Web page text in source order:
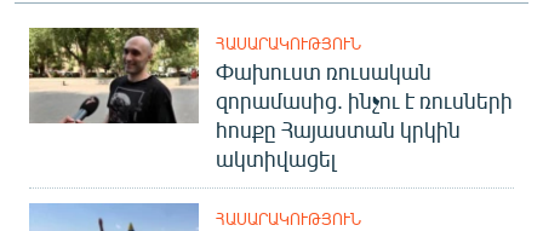
ՀԱՍԱՐԱԿՈՒԹՅՈՒՆ
Փախուստ ռուսական
զորամասից. ինչու է ռուսների
հոսքը Հայաստան կրկին
ակտիվացել
ՀԱՍԱՐԱԿՈՒԹՅՈՒՆ